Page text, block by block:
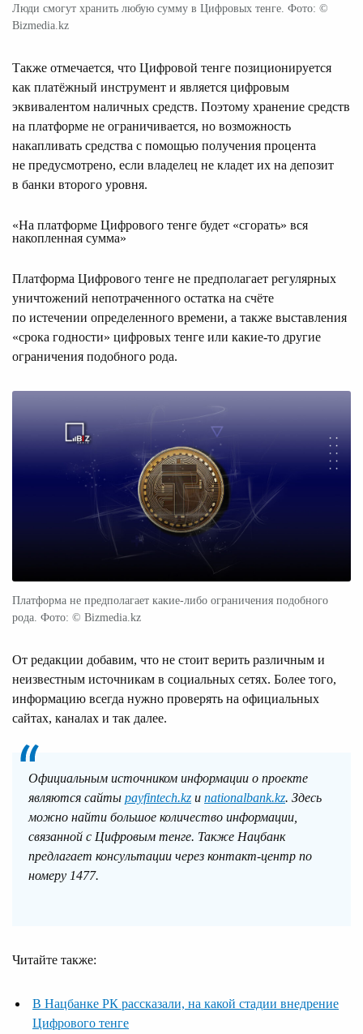
Люди смогут хранить любую сумму в Цифровых тенге. Фото: ©
Bizmedia.kz
Также отмечается, что Цифровой тенге позиционируется
как платёжный инструмент и является цифровым
эквивалентом наличных средств. Поэтому хранение средств
на платформе не ограничивается, но возможность
накапливать средства с помощью получения процента
не предусмотрено, если владелец не кладет их на депозит
в банки второго уровня.
«На платформе Цифрового тенге будет «сгорать» вся
накопленная сумма»
Платформа Цифрового тенге не предполагает регулярных
уничтожений непотраченного остатка на счёте
по истечении определенного времени, а также выставления
«срока годности» цифровых тенге или какие-то другие
ограничения подобного рода.
Платформа не предполагает какие-либо ограничения подобного
рода. Фото: © Bizmedia.kz
От редакции добавим, что не стоит верить различным и
неизвестным источникам в социальных сетях. Более того,
информацию всегда нужно проверять на официальных
сайтах, каналах и так далее.
Официальным источником информации о проекте
являются сайты payfintech.kz и nationalbank.kz. Здесь
можно найти большое количество информации,
связанной с Цифровым тенге. Также Нацбанк
предлагает консультации через контакт-центр по
номеру 1477.
Читайте также:
В Нацбанке РК рассказали, на какой стадии внедрение
Цифрового тенге